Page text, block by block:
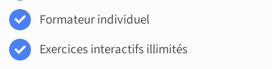
Formateur individuel
Exercices interactifs illimités